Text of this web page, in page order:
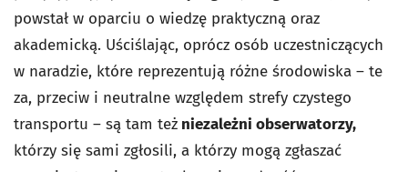
powstał w oparciu o wiedzę praktyczną oraz
akademicką. Uściślając, oprócz osób uczestniczących
w naradzie, które reprezentują różne środowiska – te
za, przeciw i neutralne względem strefy czystego
transportu – są tam też niezależni obserwatorzy,
którzy się sami zgłosili, a którzy mogą zgłaszać